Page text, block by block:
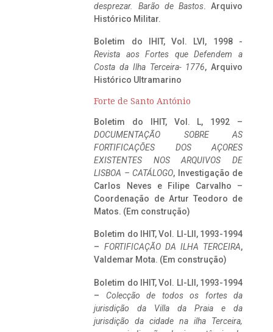
desprezar. Barão de Bastos. Arquivo
Histórico Militar.
Boletim do IHIT, Vol. LVI, 1998 -
Revista aos Fortes que Defendem a
Costa da Ilha Terceira- 1776, Arquivo
Histórico Ultramarino
Forte de Santo António
Boletim do IHIT, Vol. L, 1992 –
DOCUMENTAÇÃO SOBRE AS
FORTIFICAÇÕES DOS AÇORES
EXISTENTES NOS ARQUIVOS DE
LISBOA – CATÁLOGO, Investigação de
Carlos Neves e Filipe Carvalho –
Coordenação de Artur Teodoro de
Matos. (Em construção)
Boletim do IHIT, Vol. LI-LII, 1993-1994
– FORTIFICAÇÃO DA ILHA TERCEIRA,
Valdemar Mota. (Em construção)
Boletim do IHIT, Vol. LI-LII, 1993-1994
– Colecção de todos os fortes da
jurisdição da Villa da Praia e da
jurisdição da cidade na ilha Terceira,